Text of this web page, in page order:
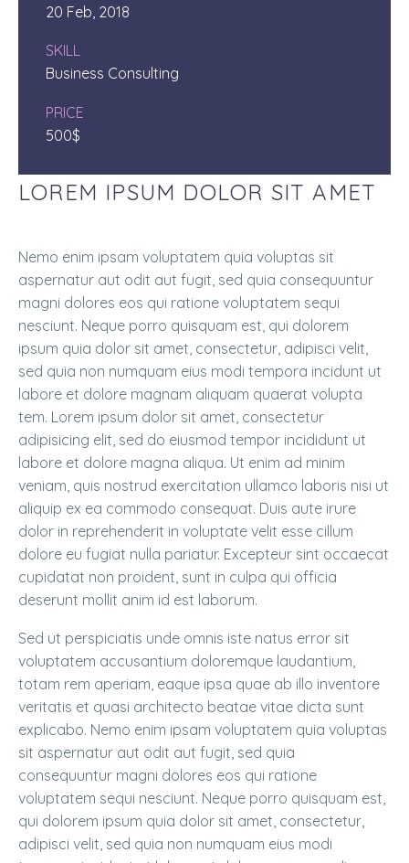
20 Feb, 2018
SKILL
Business Consulting
PRICE
500$
LOREM IPSUM DOLOR SIT AMET
Nemo enim ipsam voluptatem quia voluptas sit
aspernatur aut odit aut fugit, sed quia consequuntur
magni dolores eos qui ratione voluptatem sequi
nesciunt. Neque porro quisquam est, qui dolorem
ipsum quia dolor sit amet, consectetur, adipisci velit,
sed quia non numquam eius modi tempora incidunt ut
labore et dolore magnam aliquam quaerat volupta
tem. Lorem ipsum dolor sit amet, consectetur
adipisicing elit, sed do eiusmod tempor incididunt ut
labore et dolore magna aliqua. Ut enim ad minim
veniam, quis nostrud exercitation ullamco laboris nisi ut
aliquip ex ea commodo consequat. Duis aute irure
dolor in reprehenderit in voluptate velit esse cillum
dolore eu fugiat nulla pariatur. Excepteur sint occaecat
cupidatat non proident, sunt in culpa qui officia
deserunt mollit anim id est laborum.
Sed ut perspiciatis unde omnis iste natus error sit
voluptatem accusantium doloremque laudantium,
totam rem aperiam, eaque ipsa quae ab illo inventore
veritatis et quasi architecto beatae vitae dicta sunt
explicabo. Nemo enim ipsam voluptatem quia voluptas
sit aspernatur aut odit aut fugit, sed quia
consequuntur magni dolores eos qui ratione
voluptatem sequi nesciunt. Neque porro quisquam est,
qui dolorem ipsum quia dolor sit amet, consectetur,
adipisci velit, sed quia non numquam eius modi